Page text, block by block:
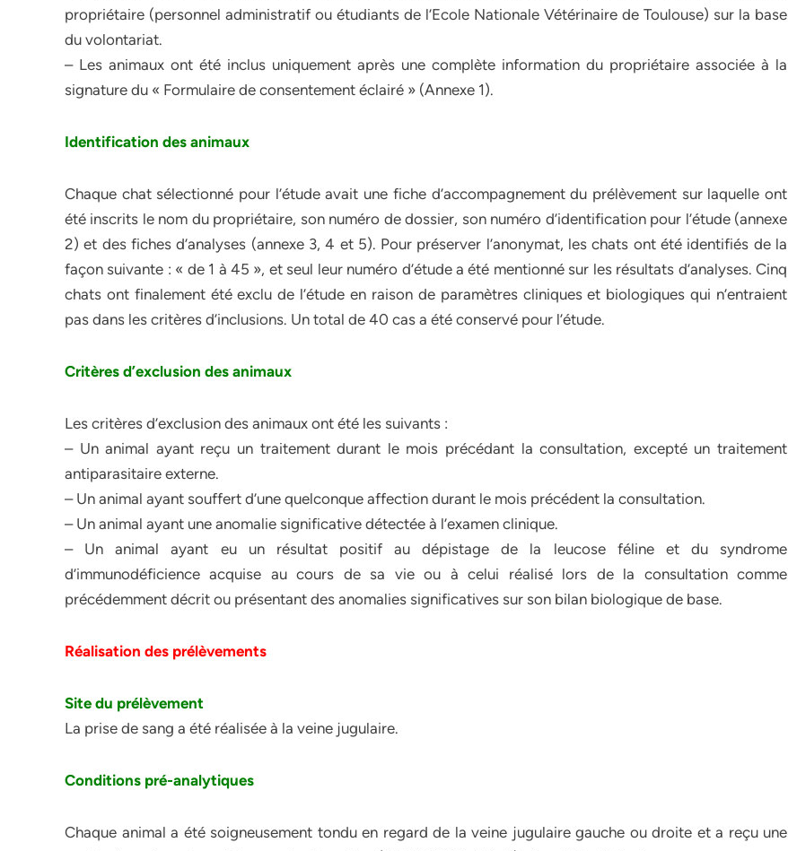
propriétaire (personnel administratif ou étudiants de l’Ecole Nationale Vétérinaire de Toulouse) sur la base
du volontariat.
– Les animaux ont été inclus uniquement après une complète information du propriétaire associée à la
signature du « Formulaire de consentement éclairé » (Annexe 1).
Identification des animaux
Chaque chat sélectionné pour l’étude avait une fiche d’accompagnement du prélèvement sur laquelle ont
été inscrits le nom du propriétaire, son numéro de dossier, son numéro d’identification pour l’étude (annexe
2) et des fiches d’analyses (annexe 3, 4 et 5). Pour préserver l’anonymat, les chats ont été identifiés de la
façon suivante : « de 1 à 45 », et seul leur numéro d’étude a été mentionné sur les résultats d’analyses. Cinq
chats ont finalement été exclu de l’étude en raison de paramètres cliniques et biologiques qui n’entraient
pas dans les critères d’inclusions. Un total de 40 cas a été conservé pour l’étude.
Critères d’exclusion des animaux
Les critères d’exclusion des animaux ont été les suivants :
– Un animal ayant reçu un traitement durant le mois précédant la consultation, excepté un traitement
antiparasitaire externe.
– Un animal ayant souffert d’une quelconque affection durant le mois précédent la consultation.
– Un animal ayant une anomalie significative détectée à l’examen clinique.
– Un animal ayant eu un résultat positif au dépistage de la leucose féline et du syndrome
d’immunodéficience acquise au cours de sa vie ou à celui réalisé lors de la consultation comme
précédemment décrit ou présentant des anomalies significatives sur son bilan biologique de base.
Réalisation des prélèvements
Site du prélèvement
La prise de sang a été réalisée à la veine jugulaire.
Conditions pré-analytiques
Chaque animal a été soigneusement tondu en regard de la veine jugulaire gauche ou droite et a reçu une